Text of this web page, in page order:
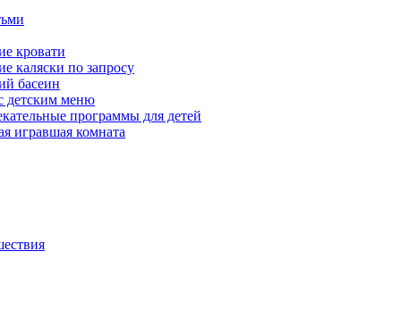
кровати
каляски по запросу
басеин
детским меню
программы для детей
игравшая комната